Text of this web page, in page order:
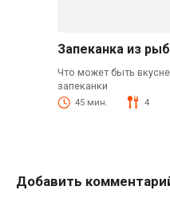
Запеканка из
Что может быть
запеканки
45 мин. 4
Добавить